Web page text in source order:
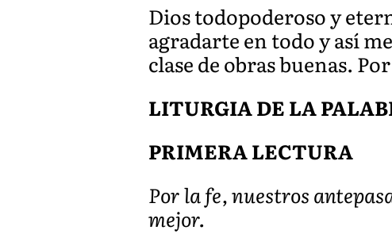
Dios todopoderoso y
agradarte en todo y así
clase de obras buenas.
LITURGIA DE LA
PRIMERA LECTURA
Por la fe, nuestros
mejor.